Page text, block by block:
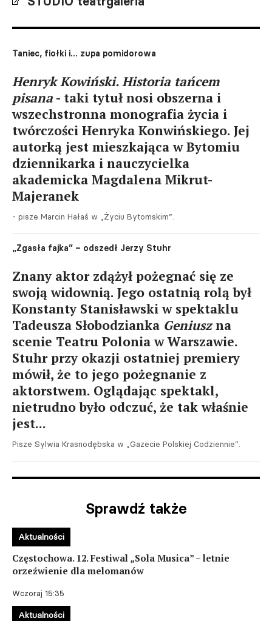
Taniec, fiołki i... zupa pomidorowa
Henryk Kowiński. Historia tańcem
pisana - taki tytuł nosi obszerna i
wszechstronna monografia życia i
twórczości Henryka Konwińskiego. Jej
autorką jest mieszkająca w Bytomiu
dziennikarka i nauczycielka
akademicka Magdalena Mikrut-
Majeranek
- pisze Marcin Hałaś w „Życiu Bytomskim”.
„Zgasła fajka” – odszedł Jerzy Stuhr
Znany aktor zdążył pożegnać się ze
swoją widownią. Jego ostatnią rolą był
Konstanty Stanisławski w spektaklu
Tadeusza Słobodzianka Geniuszna
scenie Teatru Polonia w Warszawie.
Stuhr przy okazji ostatniej premiery
mówił, że to jego pożegnanie z
aktorstwem. Oglądając spektakl,
nietrudno było odczuć, że tak właśnie
jest...
Pisze Sylwia Krasnodębska w „Gazecie Polskiej Codziennie”.
Sprawdź także
Częstochowa. 12. Festiwal „Sola Musica” – letnie
orzeźwienie dla melomanów
Wczoraj 15:35
Aktualności
Aktualności